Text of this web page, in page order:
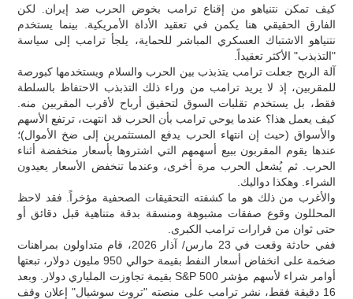
كيف تمكن نتنياهو من إقناع ترامب بخوض الحرب ضد إيران. لكن
الفارق الحقيقي هنا يكمن في تعقيد الأداة الأمريكية. بينما يستخدم
نتنياهو الاشتباك العسكري المباشر للحماية، يلجأ ترامب إلى سياسة
"التذبذب" الأكثر تعقيداً.
آلة الربح جعلت ترامب يتذبذب بين الحرب والسلام ويستخدمها كبورصة
للمقربين، إذ لا يريد ترامب من وراء ذلك التذبذب الاحتفاظ بالسلطة
فقط، بل يستخدم تقلبات السوق لتحقيق أرباح لأقرب المقربين منه.
كيف يعمل هذا؟ عندما يوحي ترامب بأن الحرب قد انتهت، ترتفع الأسهم
والأسواق (حيث إن انتهاء الحرب يدفع المستثمرين إلى ضخ الأموال)؛
عندها يقوم المقربون ببيع أسهمهم التي اشتروها بأسعار منخفضة أثناء
الحرب. ثم يُشعل الحرب مرة أخرى، وعندما تنخفض الأسعار يعيدون
الشراء. وهكذا دواليك.
والأغرب من ذلك هو ما كشفته التحقيقات الصحفية مؤخراً. فقد لاحظ
المحللون وقوع صفقات مشبوهة ومنسقة بدقة متناهية قبل دقائق أو
حتى ثوان من قرارات ترامب الكبرى.
ففي حادثة وقعت في 23 مارس/ آذار 2026، قام متداولون بمراهنات
ضخمة على انخفاض أسعار النفط بقيمة حوالي 950 مليون دولار، تبعتها
أوامر شراء لأسهم مؤشر S&P 500 بقيمة تجاوزت الملياري دولار. وبعد
16 دقيقة فقط، نشر ترامب على منصته "تروث سوشيال" إعلان وقف